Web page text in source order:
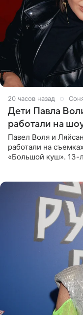
20 часов назад
Дети Павла
работали на
Павел Воля и
работали на
«Большой куш». 13-